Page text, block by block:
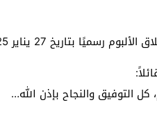
بتاريخ 27 يناير 2025.